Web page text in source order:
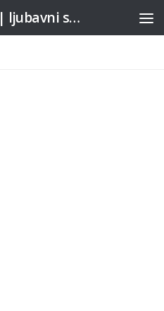
Ljubavne SMS poruke | ljubavni stihovi